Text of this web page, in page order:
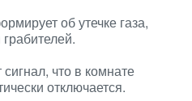
об утечке газа,
что в комнате
отключается.